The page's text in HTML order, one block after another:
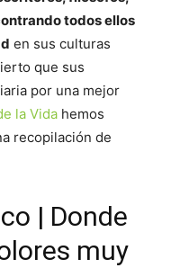
todos ellos
en sus culturas
que sus
por una mejor
la Vida hemos
recopilación de
| Donde
muy